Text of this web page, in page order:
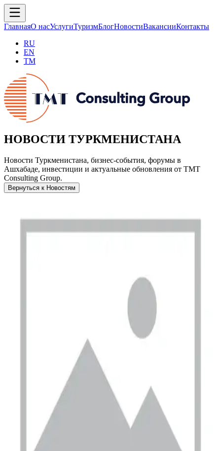
ГлавнаяО насУслугиТуризмБлогНовостиВакансииКонтакты
RU
EN
TM
НОВОСТИ ТУРКМЕНИСТАНА
Новости Туркменистана, бизнес-события, форумы в
Ашхабаде, инвестиции и актуальные обновления от TMT
Consulting Group.
Вернуться к Новостям